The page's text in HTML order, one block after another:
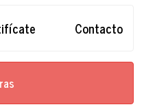
Contacto